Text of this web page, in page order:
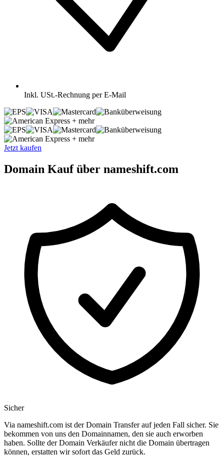
Inkl. USt.-Rechnung per E-Mail
+ mehr
+ mehr
Jetzt kaufen
Domain Kauf über nameshift.com
Sicher
Via nameshift.com ist der Domain Transfer auf jeden Fall sicher. Sie
bekommen von uns den Domainnamen, den sie auch erworben
haben. Sollte der Domain Verkäufer nicht die Domain übertragen
können, erstatten wir sofort das Geld zurück.